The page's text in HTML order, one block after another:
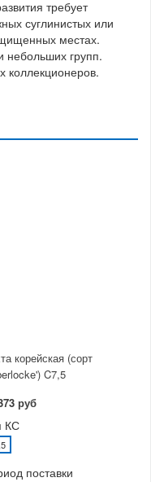
требует
суглинистых или
местах.
небольших групп.
коллекционеров.
корейская (сорт
C7,5
руб
КС
поставки